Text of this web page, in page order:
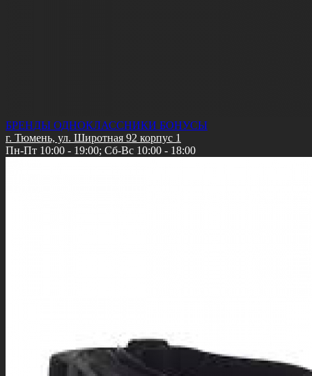
БРЕНДЫ ОДНОКЛАССНИКИ БОНУСЫ
г. Тюмень, ул. Широтная 92 корпус 1
Пн-Пт 10:00 - 19:00; Сб-Вс 10:00 - 18:00